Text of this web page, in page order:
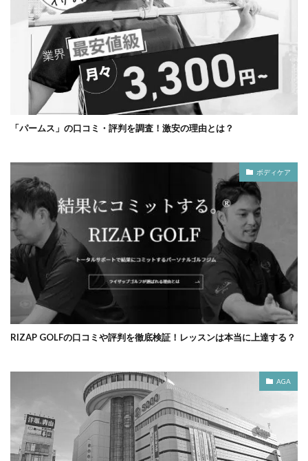
「パームス」の口コミ・評判を調査！激安の理由とは？
ボディケア
RIZAP GOLFの口コミや評判を徹底検証！レッスンは本当に上達する？
AGA